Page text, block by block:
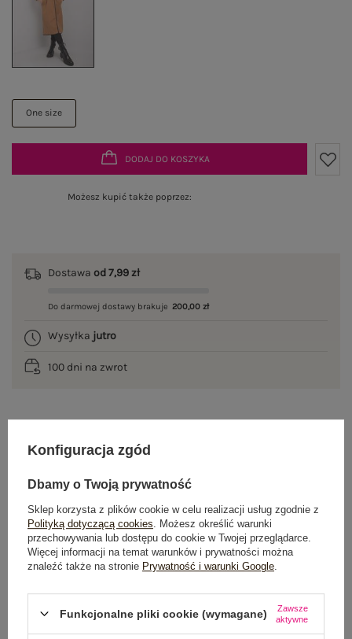
One size
DODAJ DO KOSZYKA
Możesz kupić także poprzez:
Dostawa od 7,99 zł
Do darmowej dostawy brakuje 200,00 zł
Wysyłka jutro
100 dni na zwrot
OPINIE O PRODUKCIE (0)
WYSYŁKA I DOSTAWA
Konfiguracja zgód
Dbamy o Twoją prywatność
Sklep korzysta z plików cookie w celu realizacji usług zgodnie z
Polityką dotyczącą cookies . Możesz określić warunki
przechowywania lub dostępu do cookie w Twojej przeglądarce.
Więcej informacji na temat warunków i prywatności można
znaleźć także na stronie Prywatność i warunki Google
Funkcjonalne pliki cookie (wymagane)
Zawsze
aktywne